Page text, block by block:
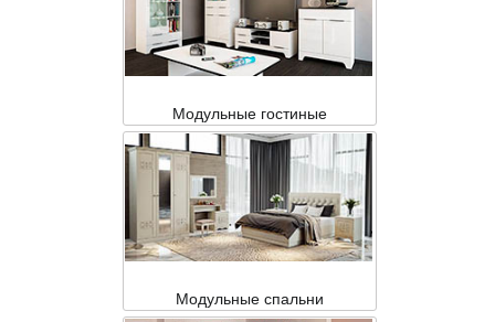
Модульные гостиные
Модульные спальни